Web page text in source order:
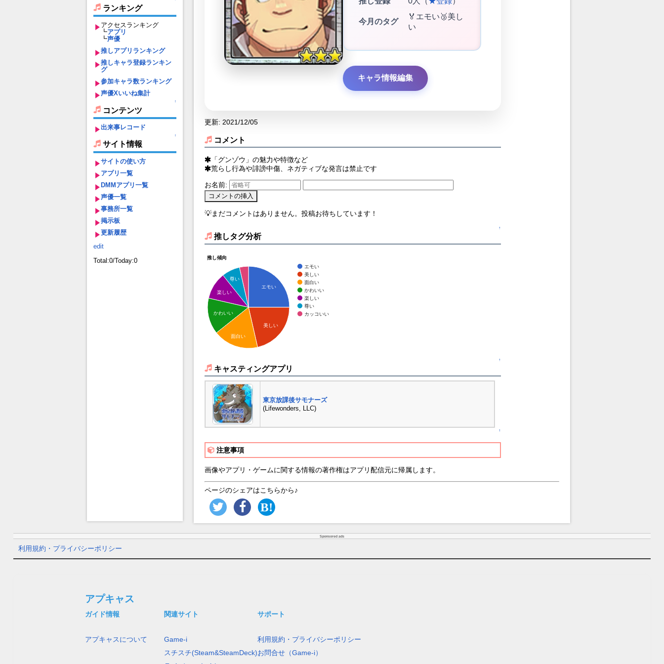
ランキング
アクセスランキング
┗アプリ
┗声優
推しアプリランキング
推しキャラ登録ランキン
グ
参加キャラ数ランキング
声優Xいいね集計
↑
コンテンツ
出来事レコード
↑
サイト情報
サイトの使い方
アプリ一覧
DMMアプリ一覧
声優一覧
事務所一覧
掲示板
更新履歴
edit
Total:0/Today:0
今月のタグ
🏅エモい🥉美し
い
キャラ情報編集
更新: 2021/12/05
コメント
「グンゾウ」の魅力や特徴など
荒らし行為や誹謗中傷、ネガティブな発言は禁止です
お名前:
💡まだコメントはありません。投稿お待ちしています！
↑
推しタグ分析
推し傾向
エモい
美しい
面白い
かわいい
楽しい
尊い
カッコいい
エモい
美しい
尊い
楽しい
かわいい
面白い
↑
キャスティングアプリ
東京放課後サモナーズ
(Lifewonders, LLC)
↑
注意事項
画像やアプリ・ゲームに関する情報の著作権はアプリ配信元に帰属します。
ページのシェアはこちらから♪
Sponsored ads
利用規約・プライバシーポリシー
アプキャス
ガイド情報
アプキャスについて
関連サイト
Game-i
スチスチ(Steam&SteamDeck)
サポート
利用規約・プライバシーポリシー
お問合せ（Game-i）